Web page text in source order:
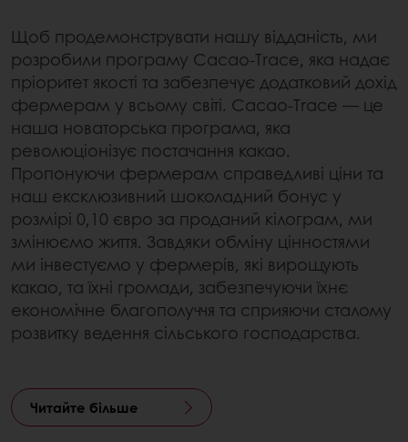
Щоб продемонструвати нашу відданість, ми
розробили програму Cacao-Trace, яка надає
пріоритет якості та забезпечує додатковий дохід
фермерам у всьому світі. Cacao-Trace — це
наша новаторська програма, яка
революціонізує постачання какао.
Пропонуючи фермерам справедливі ціни та
наш ексклюзивний шоколадний бонус у
розмірі 0,10 євро за проданий кілограм, ми
змінюємо життя. Завдяки обміну цінностями
ми інвестуємо у фермерів, які вирощують
какао, та їхні громади, забезпечуючи їхнє
економічне благополуччя та сприяючи сталому
розвитку ведення сільського господарства.
Читайте більше